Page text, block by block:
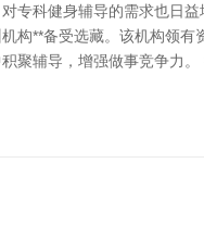
科健身辅导的需求也日
**备受选藏。该机构领
聚辅导，增强做事竞争力。